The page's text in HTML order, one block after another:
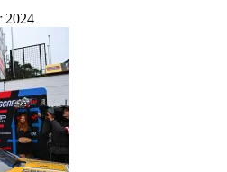
2024